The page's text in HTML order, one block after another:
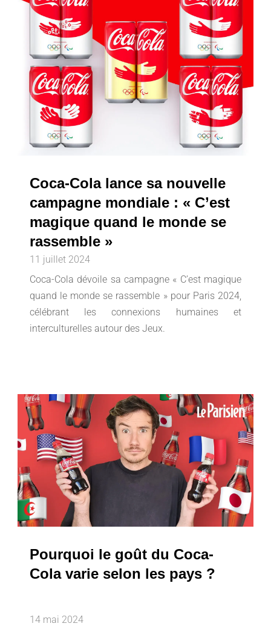
Coca-Cola lance sa nouvelle
campagne mondiale : « C’est
magique quand le monde se
rassemble »
11 juillet 2024
Coca-Cola dévoile sa campagne « C’est magique
quand le monde se rassemble » pour Paris 2024,
célébrant les connexions humaines et
interculturelles autour des Jeux.
Pourquoi le goût du Coca-
Cola varie selon les pays ?
14 mai 2024